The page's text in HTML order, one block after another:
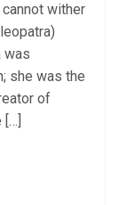
wither
was
she was the
of
[…]